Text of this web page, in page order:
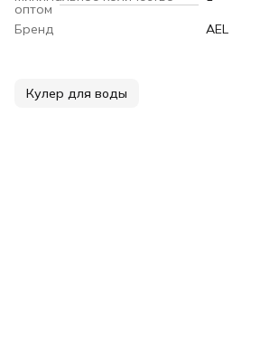
оптом
Бренд
AEL
Кулер для воды